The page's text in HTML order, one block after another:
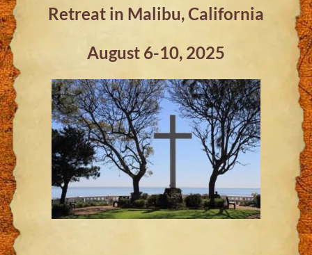
Retreat in Malibu, California
August 6-10, 2025